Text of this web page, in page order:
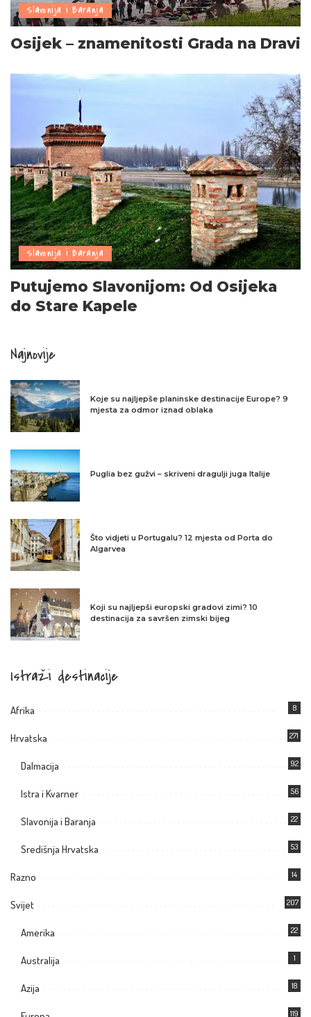
Slavonija i Baranja
Osijek – znamenitosti Grada na Dravi
Slavonija i Baranja
Putujemo Slavonijom: Od Osijeka
do Stare Kapele
Najnovije
Koje su najljepše planinske destinacije Europe? 9
mjesta za odmor iznad oblaka
Puglia bez gužvi – skriveni dragulji juga Italije
Što vidjeti u Portugalu? 12 mjesta od Porta do
Algarvea
Koji su najljepši europski gradovi zimi? 10
destinacija za savršen zimski bijeg
Istraži destinacije
Afrika 8
Hrvatska 271
Dalmacija 92
Istra i Kvarner 56
Slavonija i Baranja 22
Središnja Hrvatska 53
Razno 14
Svijet 207
Amerika 22
Australija 1
Azija 18
119